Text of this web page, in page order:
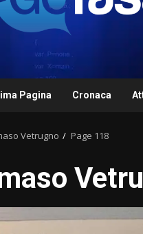
Pagina Cronaca
Vetrugno Page 118